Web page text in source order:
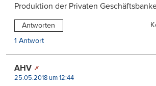
Produktion der Privaten
Antworten
1 Antwort
AHV
25.05.2018 um 12:44